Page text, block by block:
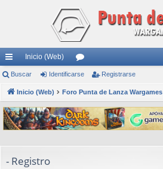
nl
ac
es
rá
pi
do
Inicio (Web)
or
os
Buscar Identificarse Registrarse
Inicio (Web) Foro Punta de Lanza Wargames
- Registro